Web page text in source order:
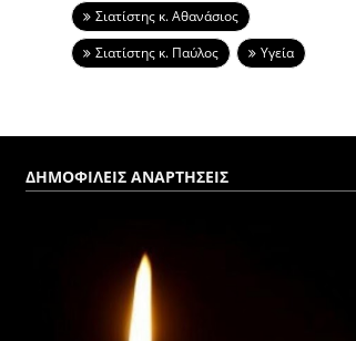
Σιατίστης κ. Αθανάσιος
Σιατίστης κ. Παύλος
Υγεία
ΔΗΜΟΦΙΛΕΙΣ ΑΝΑΡΤΗΣΕΙΣ